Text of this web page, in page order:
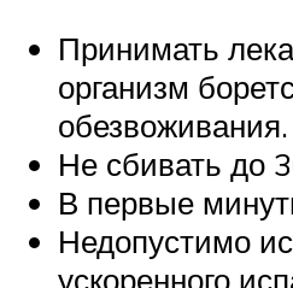
Принимать
организм
обезвоживания.
Не сбивать до
В первые
Недопустимо
ускоренного